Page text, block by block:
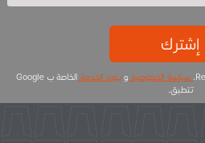
إشترك
سياسة الخصوصية وبنود الخدمة
الخاصة ب Google
تتطبق.